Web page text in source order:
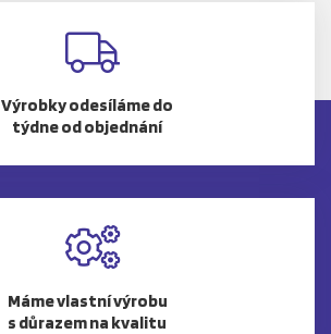
Výrobky odesíláme do
týdne od objednání
Máme vlastní výrobu
s důrazem na kvalitu